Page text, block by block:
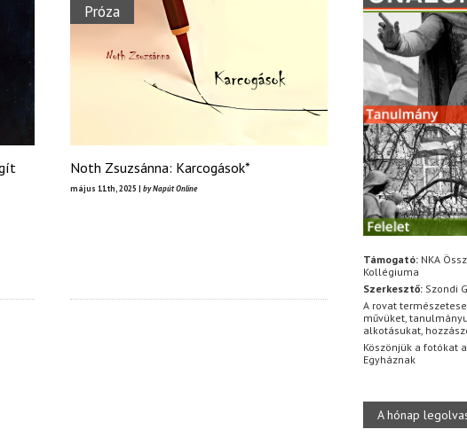
Próza
Noth Zsuzsánna: Karcogások*
május 11th, 2025 | by Napút Online
Támogató: NKA
Kollégiuma
Szerkesztő: Szondi
A rovat
művüket,
alkotásukat,
Köszönjük a fotókat
Egyháznak
A hónap